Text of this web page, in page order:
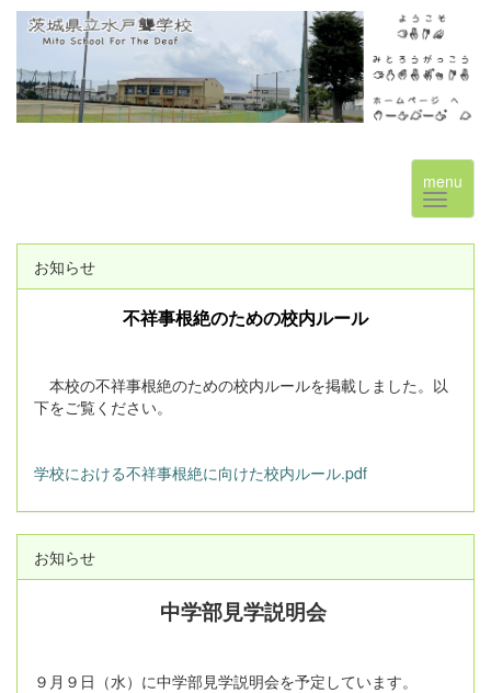
menu
お知らせ
不祥事根絶のための校内ルール
本校の不祥事根絶のための校内ルールを掲載しました。以
下をご覧ください。
学校における不祥事根絶に向けた校内ルール.pdf
お知らせ
中学部見学説明会
９月９日（水）に中学部見学説明会を予定しています。